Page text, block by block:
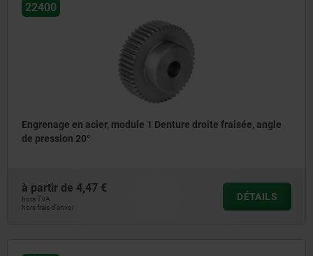
22400
Engrenage en acier, module 1 Denture droite fraisée, angle
de pression 20°
à partir de 4,47 €
hors TVA
hors frais d’envoi
DÉTAILS